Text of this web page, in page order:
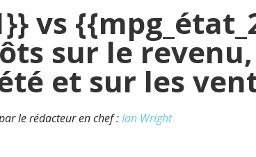
vs
sur le revenu,
et sur les
le rédacteur en chef :Ian Wright